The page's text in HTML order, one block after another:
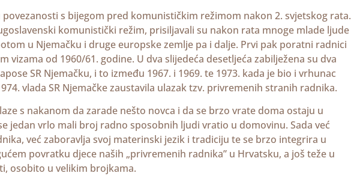
s bijegom pred komunističkim režimom nakon 2. svjetskog rata.
komunistički režim, prisiljavali su nakon rata mnoge mlade ljude
u Njemačku i druge europske zemlje pa i dalje. Prvi pak poratni radnici
vizama od 1960/61. godine. U dva slijedeća desetljeća zabilježena su dva
SR Njemačku, i to između 1967. i 1969. te 1973. kada je bio i vrhunac
vlada SR Njemačke zaustavila ulazak tzv. privremenih stranih radnika.
s nakanom da zarade nešto novca i da se brzo vrate doma ostaju u
jedan vrlo mali broj radno sposobnih ljudi vratio u domovinu. Sada već
već zaboravlja svoj materinski jezik i tradiciju te se brzo integrira u
povratku djece naših „privremenih radnika” u Hrvatsku, a još teže u
osobito u velikim brojkama.